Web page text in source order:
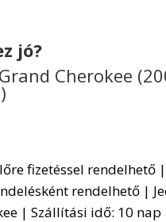
jó?
Cherokee
fizetéssel rendelhető
rendelhető |
| Szállítási idő: 10 nap